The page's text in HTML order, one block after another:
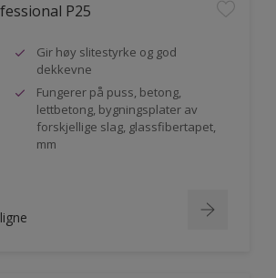
P25
Gir høy slitestyrke og god
dekkevne
Fungerer på puss, betong,
lettbetong, bygningsplater av
forskjellige slag, glassfibertapet,
mm